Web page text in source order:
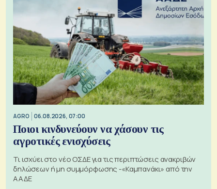
AGRO 06.08.2026, 07:00
Ποιοι κινδυνεύουν να χάσουν τις
αγροτικές ενισχύσεις
Τι ισχύει στο νέο ΟΣΔΕ για τις περιπτώσεις ανακριβών
δηλώσεων ή μη συμμόρφωσης -«Καμπανάκι» από την
ΑΑΔΕ